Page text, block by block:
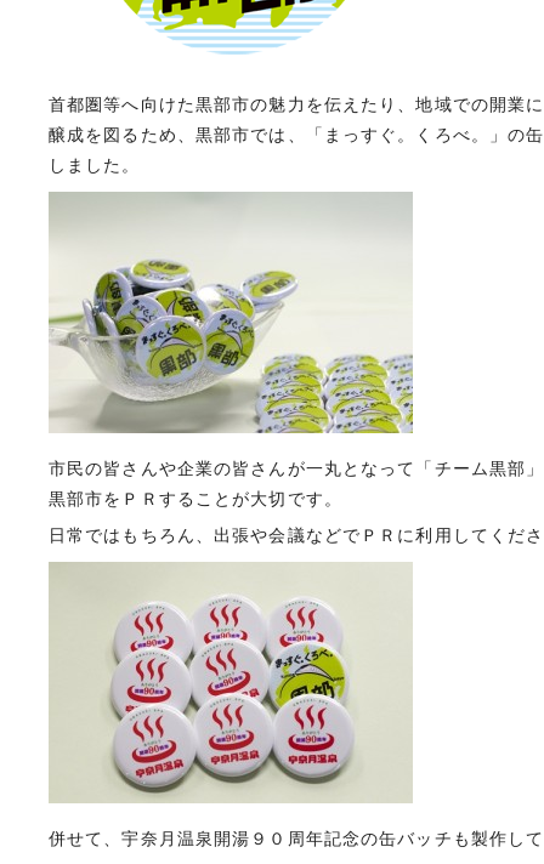
首都圏等へ向けた黒部市の魅力を伝えたり、地域での開業
醸成を図るため、黒部市では、「まっすぐ。くろべ。」の
しました。
市民の皆さんや企業の皆さんが一丸となって「チーム黒部
黒部市をＰＲすることが大切です。
日常ではもちろん、出張や会議などでＰＲに利用してくだ
併せて、宇奈月温泉開湯９０周年記念の缶バッチも製作し